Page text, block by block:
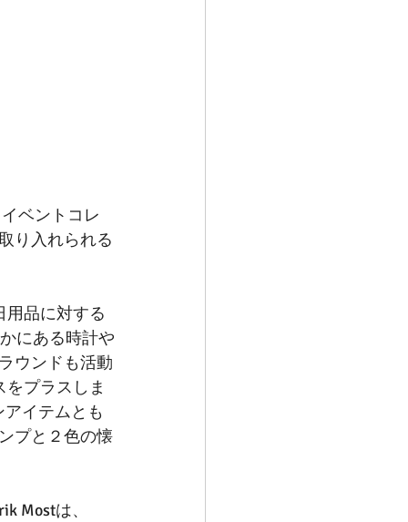
ベントコレ
り入れられる
用品に対する
にある時計や
ウンドも活動
プラスしま
イテムとも
プと２色の懐
Mostは、